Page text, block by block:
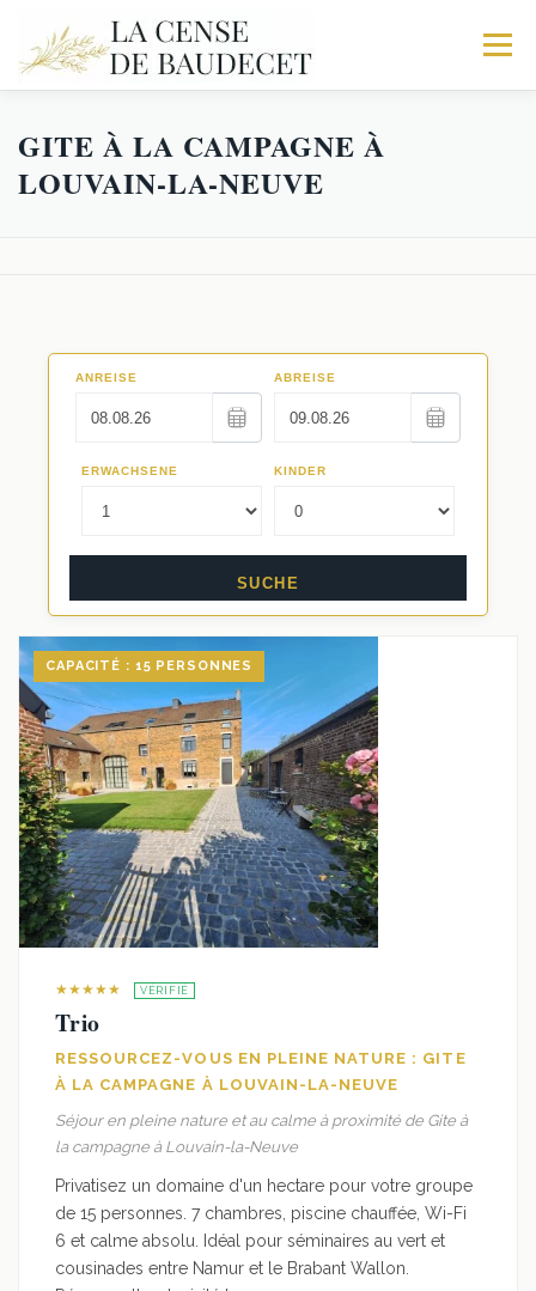
Menu
ACCUEIL NOS GITES
La Fabrique
Les Écuries
EXPÉRIENCES
Séminaires au Vert
Restaurants
GITE À LA CAMPAGNE À
LOUVAIN-LA-NEUVE
CAPACITÉ : 15 PERSONNES
★★★★★ VÉRIFIÉ
Trio
RESSOURCEZ-VOUS EN PLEINE NATURE : GITE
À LA CAMPAGNE À LOUVAIN-LA-NEUVE
Séjour en pleine nature et au calme à proximité de Gite à
la campagne à Louvain-la-Neuve
Privatisez un domaine d'un hectare pour votre groupe
de 15 personnes. 7 chambres, piscine chauffée, Wi-Fi
6 et calme absolu. Idéal pour séminaires au vert et
cousinades entre Namur et le Brabant Wallon.